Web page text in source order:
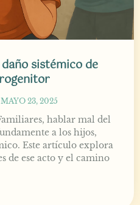
sistémico de
MAYO 23, 2025
hablar mal del
a los hijos,
Este artículo explora
de ese acto y el camino